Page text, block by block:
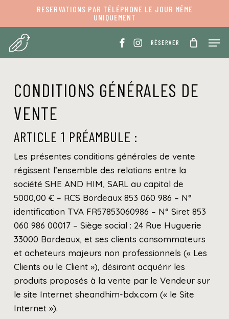
content
RESERVATIONS PAR TÉLÉPHONE LE JOUR MÊME
UNIQUEMENT
RÉSERVER
PANIER
CONDITIONS GÉNÉRALES DE
VENTE
ARTICLE 1 PRÉAMBULE :
Les présentes conditions générales de vente
régissent l’ensemble des relations entre la
société SHE AND HIM, SARL au capital de
5000,00 € – RCS Bordeaux 853 060 986 – N°
identification TVA FR57853060986 – N° Siret 853
060 986 00017 – Siège social : 24 Rue Huguerie
33000 Bordeaux, et ses clients consommateurs
et acheteurs majeurs non professionnels (« Les
Clients ou le Client »), désirant acquérir les
produits proposés à la vente par le Vendeur sur
le site Internet sheandhim-bdx.com (« le Site
Internet »).